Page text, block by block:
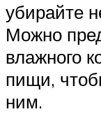
убирайте
Можно
влажного
пищи,
ним.